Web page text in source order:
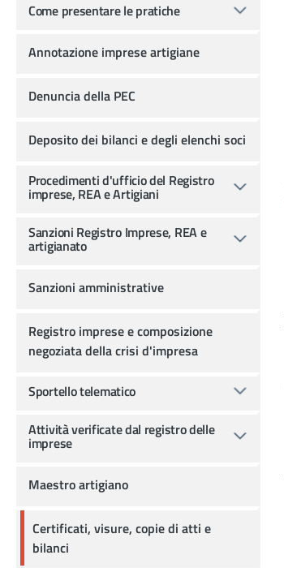
Come presentare le pratiche
Annotazione imprese artigiane
Denuncia della PEC
Deposito dei bilanci e degli elenchi soci
Procedimenti d'ufficio del Registro
imprese, REA e Artigiani
Sanzioni Registro Imprese, REA e
artigianato
Sanzioni amministrative
Registro imprese e composizione
negoziata della crisi d'impresa
Sportello telematico
Attività verificate dal registro delle
imprese
Maestro artigiano
Certificati, visure, copie di atti e
bilanci